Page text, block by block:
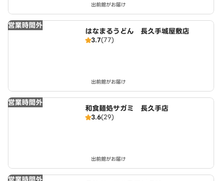
出前館がお届け
営業時間外
はなまるうどん 長久手城屋敷店
3.7(77)
出前館がお届け
営業時間外
和食麺処サガミ 長久手店
3.6(29)
出前館がお届け